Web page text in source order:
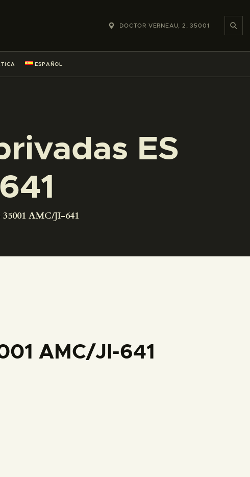
DOCTOR VERNEAU, 2, 35001
ESPAÑOL
ES
AMC/JI-641
AMC/JI-641